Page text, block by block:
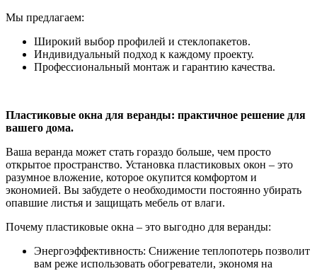
Мы предлагаем:
Широкий выбор профилей и стеклопакетов.
Индивидуальный подход к каждому проекту.
Профессиональный монтаж и гарантию качества.
Пластиковые окна для веранды: практичное решение для
вашего дома.
Ваша веранда может стать гораздо больше, чем просто
открытое пространство. Установка пластиковых окон – это
разумное вложение, которое окупится комфортом и
экономией. Вы забудете о необходимости постоянно убирать
опавшие листья и защищать мебель от влаги.
Почему пластиковые окна – это выгодно для веранды:
Энергоэффективность: Снижение теплопотерь позволит
вам реже использовать обогреватели, экономя на